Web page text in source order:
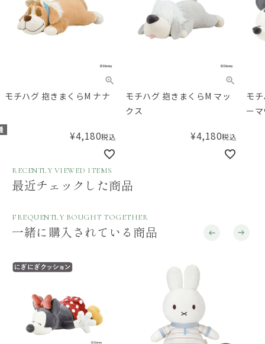
モチハグ 抱きまくらM ナナ
¥4,180税込
モチハグ 抱きまくらM マッ
クス
¥4,180税込
モ
ー
RECENTLY VIEWED ITEMS
最近チェックした商品
FREQUENTLY BOUGHT TOGETHER
一緒に購入されている商品